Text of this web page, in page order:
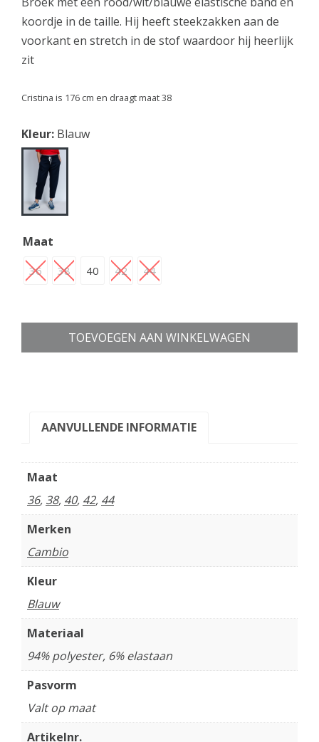
koordje in de taille. Hij heeft steekzakken aan de
voorkant en stretch in de stof waardoor hij heerlijk
zit
Cristina is 176 cm en draagt maat 38
Kleur: Blauw
Maat
36 38 40 42 44
TOEVOEGEN AAN WINKELWAGEN
AANVULLENDE INFORMATIE
Maat
36, 38, 40, 42, 44
Merken
Cambio
Kleur
Blauw
Materiaal
94% polyester, 6% elastaan
Pasvorm
Valt op maat
Artikelnr.